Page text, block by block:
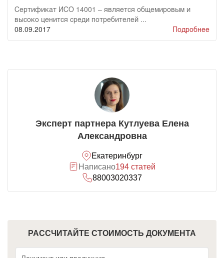
Сертификат ИСО 14001 – является общемировым и
высоко ценится среди потребителей ...
08.09.2017
Подробнее
Эксперт партнера Кутлуева Елена
Александровна
Екатеринбург
Написано194 статей
88003020337
РАССЧИТАЙТЕ СТОИМОСТЬ ДОКУМЕНТА